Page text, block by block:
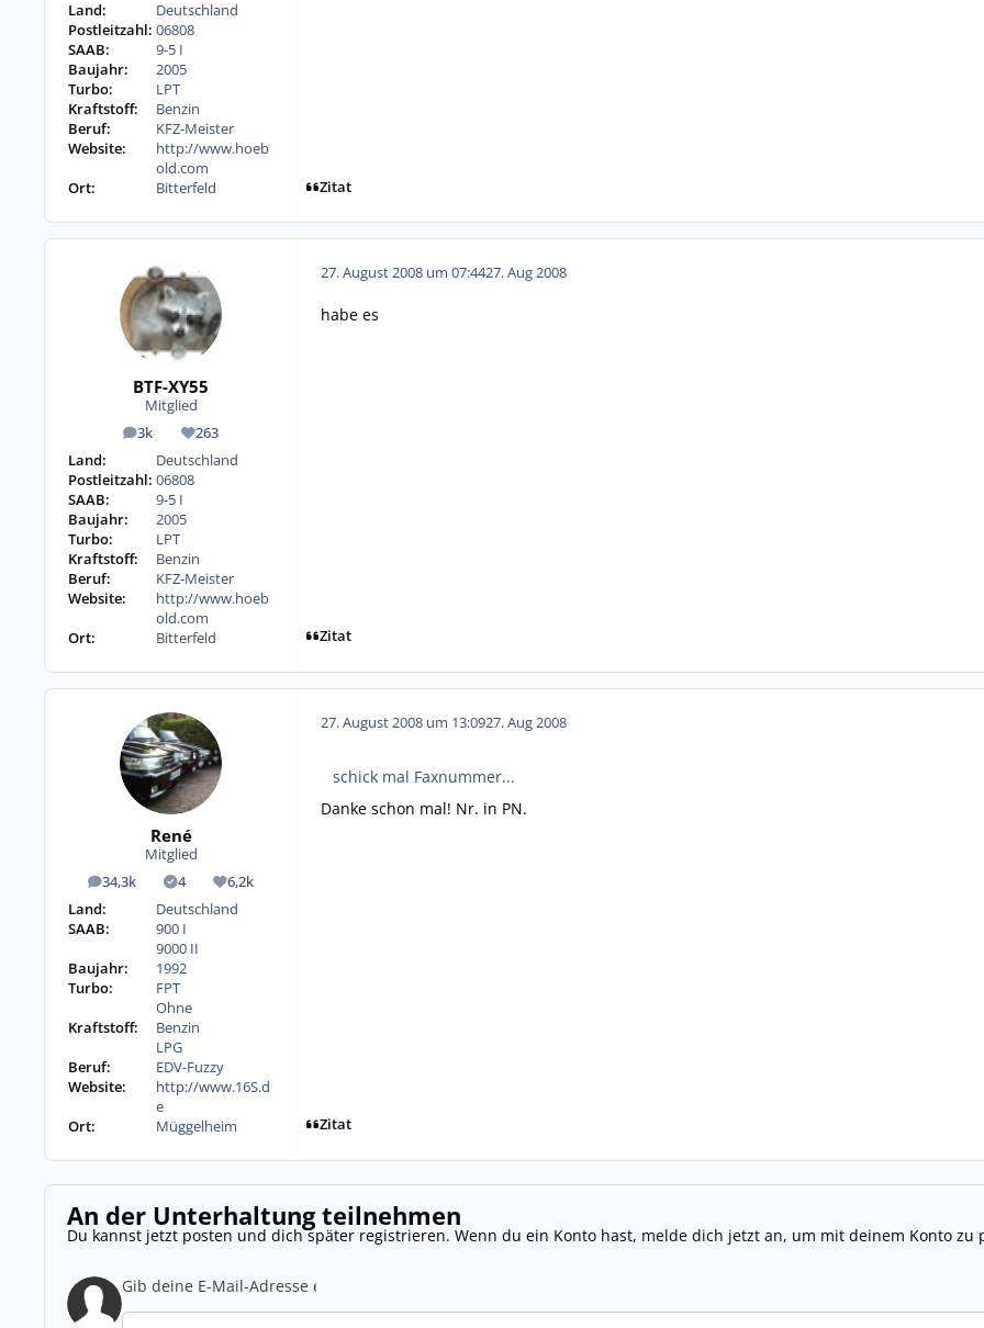
Land:
Deutschland
Postleitzahl: 06808
SAAB:
9-5 I
Baujahr:
2005
Turbo:
LPT
Kraftstoff:
Benzin
Beruf:
KFZ-Meister
Website:
http://www.hoeb
old.com
Ort:
Bitterfeld Zitat
BTF-XY55
Mitglied
3k
Beiträge 263
Reputation
Land:
Deutschland
Postleitzahl: 06808
SAAB:
9-5 I
Baujahr:
2005
Turbo:
LPT
Kraftstoff:
Benzin
Beruf:
KFZ-Meister
Website:
http://www.hoeb
old.com
Ort:
Bitterfeld
27. August 2008 um 07:4427. Aug 2008
habe es
Zitat
René
Mitglied
34,3k
Beiträge 4
Lösungen6,2k
Reputation
Land:
Deutschland
SAAB:
900 I
9000 II
Baujahr:
1992
Turbo:
FPT
Ohne
Kraftstoff:
Benzin
LPG
Beruf:
EDV-Fuzzy
Website:
http://www.16S.d
e
Ort:
Müggelheim
27. August 2008 um 13:0927. Aug 2008
schick mal Faxnummer...
Danke schon mal! Nr. in PN.
Zitat
An der Unterhaltung teilnehmen
Du kannst jetzt posten und dich später registrieren. Wenn du ein Konto hast, melde dich jetzt an, um mit deinem Konto zu